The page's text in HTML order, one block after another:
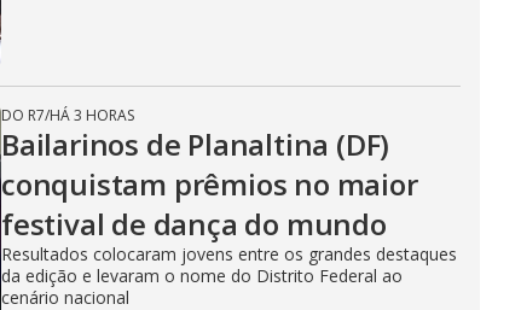
DO R7/HÁ 3 HORAS
Bailarinos de Planaltina (DF)
conquistam prêmios no maior
festival de dança do mundo
Resultados colocaram jovens entre os grandes destaques
da edição e levaram o nome do Distrito Federal ao
cenário nacional